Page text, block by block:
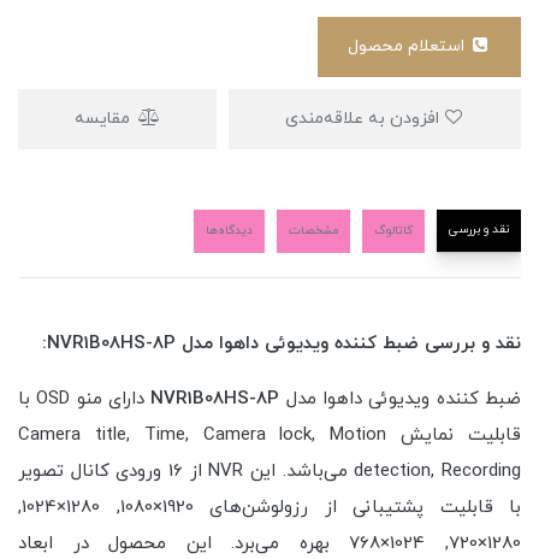
مقایسه
نقد و بررسی کاتالوگ مشخصات دیدگاه‌ها
نقد و بررسی ضبط کننده ویدیوئی داهوا مدل NVR1B08HS-8P:
ضبط کننده ویدیوئی داهوا مدل NVR1B08HS-8P
دارای منو OSD با
قابلیت نمایش Camera title, Time, Camera lock, Motion
detection, Recording می‌باشد. این NVR از 16 ورودی کانال تصویر
با قابلیت پشتیبانی از رزولوشن‌های 1920×1080, 1280×1024,
1280×720, 1024×768 بهره می‌برد. این محصول در ابعاد